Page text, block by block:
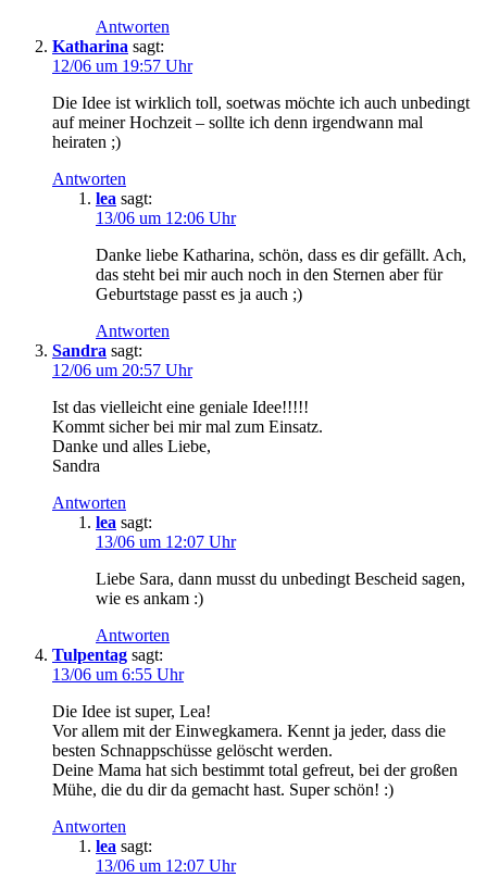
Antworten
Katharina sagt:
12/06 um 19:57 Uhr
Die Idee ist wirklich toll, soetwas möchte ich auch unbedingt
auf meiner Hochzeit – sollte ich denn irgendwann mal
heiraten ;)
Antworten
lea sagt:
13/06 um 12:06 Uhr
Danke liebe Katharina, schön, dass es dir gefällt. Ach,
das steht bei mir auch noch in den Sternen aber für
Geburtstage passt es ja auch ;)
Antworten
Sandra sagt:
12/06 um 20:57 Uhr
Ist das vielleicht eine geniale Idee!!!!!
Kommt sicher bei mir mal zum Einsatz.
Danke und alles Liebe,
Sandra
Antworten
lea sagt:
13/06 um 12:07 Uhr
Liebe Sara, dann musst du unbedingt Bescheid sagen,
wie es ankam :)
Antworten
Tulpentag sagt:
13/06 um 6:55 Uhr
Die Idee ist super, Lea!
Vor allem mit der Einwegkamera. Kennt ja jeder, dass die
besten Schnappschüsse gelöscht werden.
Deine Mama hat sich bestimmt total gefreut, bei der großen
Mühe, die du dir da gemacht hast. Super schön! :)
Antworten
lea sagt:
13/06 um 12:07 Uhr